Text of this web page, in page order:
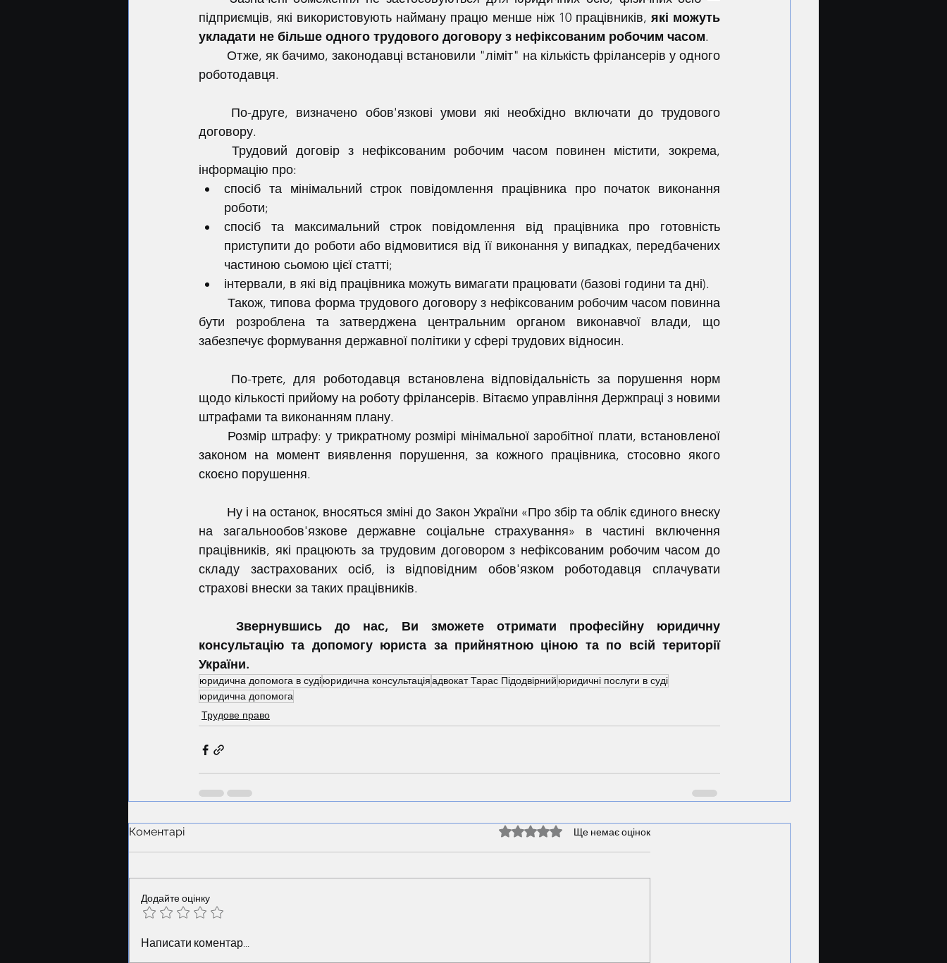
підприємців, які використовують найману працю менше ніж 10 працівників, які можуть
укладати не більше одного трудового договору з нефіксованим робочим часом.
роботодавця.
договору.
інформацію про:
спосіб та мінімальний строк повідомлення працівника про початок виконання
роботи;
спосіб та максимальний строк повідомлення від працівника про готовність
приступити до роботи або відмовитися від її виконання у випадках, передбачених
частиною сьомою цієї статті;
інтервали, в які від працівника можуть вимагати працювати (базові години та дні).
бути розроблена та затверджена центральним органом виконавчої влади, що
забезпечує формування державної політики у сфері трудових відносин.
щодо кількості прийому на роботу фрілансерів. Вітаємо управління Держпраці з новими
штрафами та виконанням плану.
законом на момент виявлення порушення, за кожного працівника, стосовно якого
скоєно порушення.
на загальнообов'язкове державне соціальне страхування» в частині включення
працівників, які працюють за трудовим договором з нефіксованим робочим часом до
складу застрахованих осіб, із відповідним обов'язком роботодавця сплачувати
страхові внески за таких працівників.
Звернувшись до нас, Ви зможете отримати професійну юридичну
консультацію та допомогу юриста за прийнятною ціною та по всій території
України.
юридична допомога в судіюридична консультаціяадвокат Тарас Підодвірний юридичні послуги в суді
юридична допомога
Трудове право
Коментарі Оцінка: 0 з 5 зірок.Ще немає оцінок
Додайте оцінку
Написати коментар...